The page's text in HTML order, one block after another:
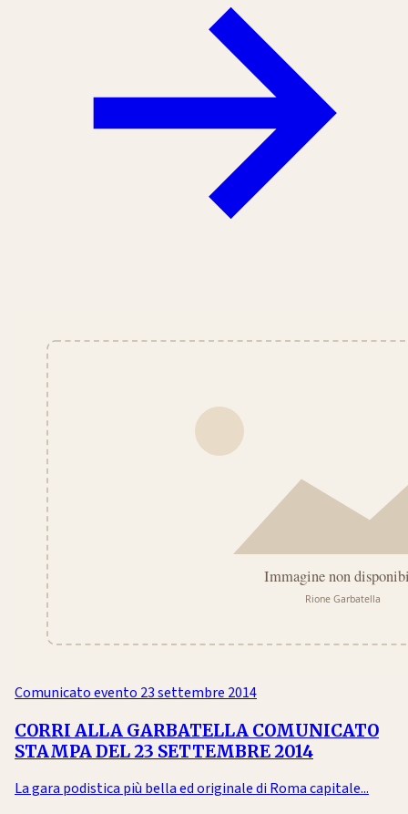
Comunicato evento 23 settembre 2014
CORRI ALLA GARBATELLA COMUNICATO
STAMPA DEL 23 SETTEMBRE 2014
La gara podistica più bella ed originale di Roma capitale...